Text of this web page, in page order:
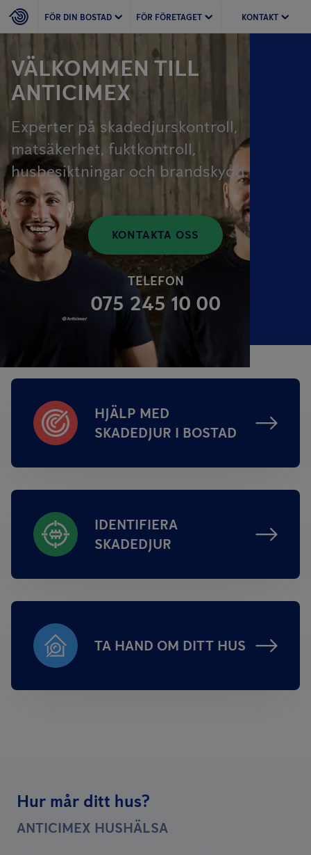
FÖR DIN BOSTAD FÖR FÖRETAGET KONTAKT
VÄLKOMMEN TILL
ANTICIMEX
Experter på skadedjurskontroll,
matsäkerhet, fuktkontroll,
husbesiktningar och brandskydd.
KONTAKTA OSS
TELEFON
075 245 10 00
HJÄLP MED
SKADEDJUR I BOSTAD
IDENTIFIERA
SKADEDJUR
TA HAND OM DITT HUS
Hur mår ditt hus?
ANTICIMEX HUSHÄLSA